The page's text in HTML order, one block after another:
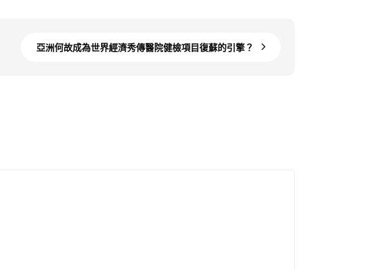
亞洲何故成為世界經濟秀傳醫院健檢項目復蘇的引擎？